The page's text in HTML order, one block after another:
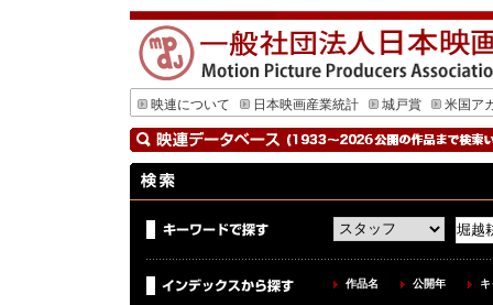
映連について 日本映画産業統計 城戸賞 米国ア
作品名 公開年